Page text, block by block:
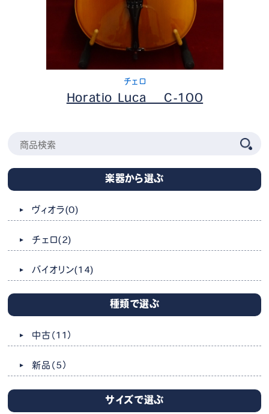
楽器から選ぶ
ヴィオラ(0)
チェロ(2)
バイオリン(14)
種類で選ぶ
中古 （11）
新品 （5）
サイズで選ぶ
チェロ
Horatio Luca C-100